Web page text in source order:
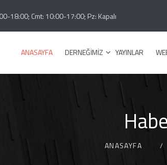
18:00; Cmt: 10:00-17:00; Pz: Kapalı
ANASAYFA DERNEĞİMİZ YAYINLAR
ANASAYFA